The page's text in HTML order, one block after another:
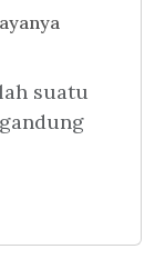
suatu